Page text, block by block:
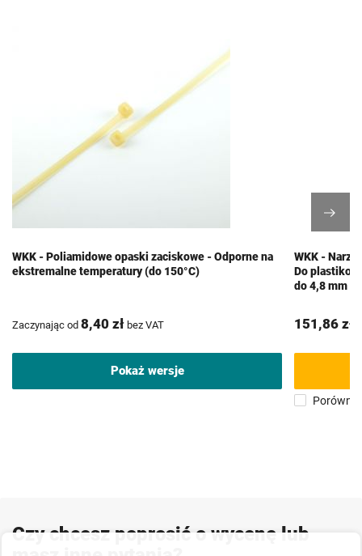
WKK - Poliamidowe opaski zaciskowe - Odporne na
ekstremalne temperatury (do 150°C)
Zaczynając od 8,40 zł bez VAT
Pokaż wersje
WKK -
Do
do 4,8 mm
151,86 zł
Porównaj
Czy chcesz poprosić o wycenę lub